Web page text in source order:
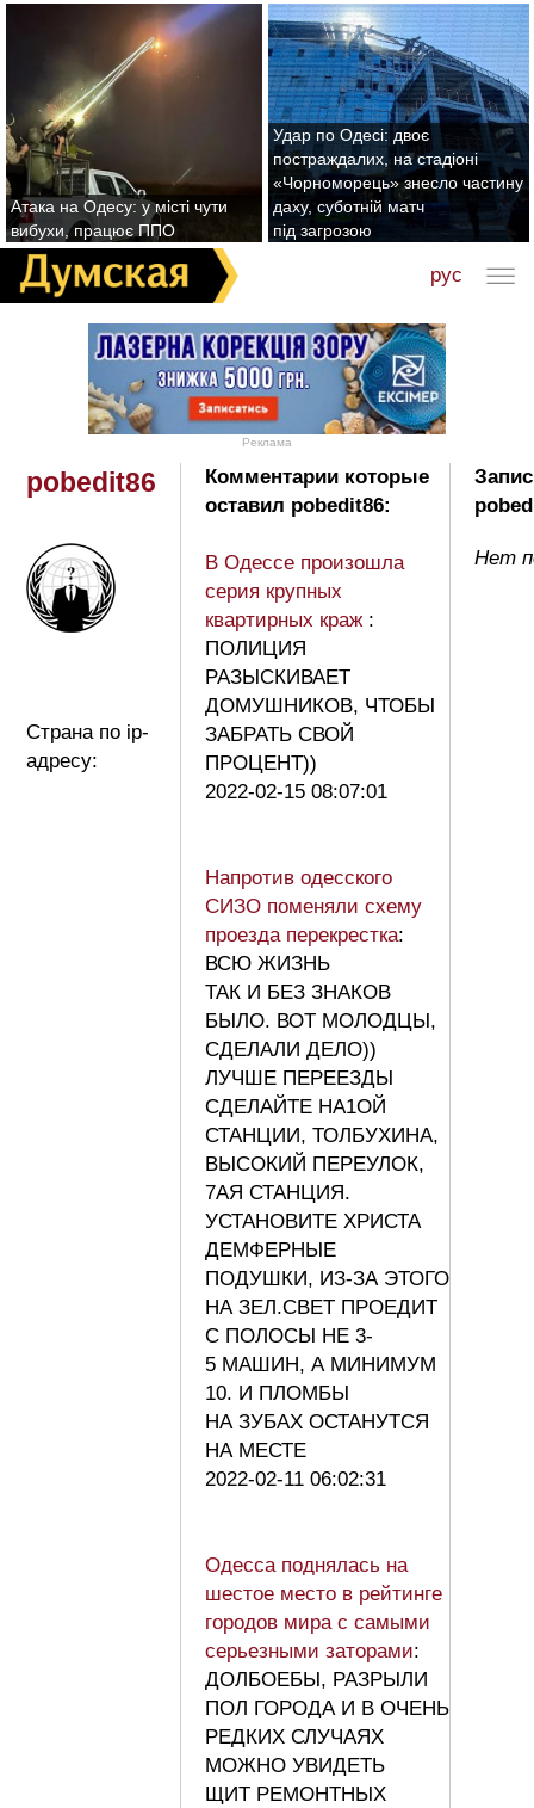
Атака на Одесу: у місті чути
вибухи, працює ППО
Удар по Одесі: двоє
постраждалих, на стадіоні
«Чорноморець» знесло частину
даху, суботній матч
під загрозою
рус
Реклама
pobedit86
Страна по ip-
адресу:
Комментарии которые
оставил pobedit86:
В Одессе произошла
серия крупных
квартирных краж :
ПОЛИЦИЯ
РАЗЫСКИВАЕТ
ДОМУШНИКОВ, ЧТОБЫ
ЗАБРАТЬ СВОЙ
ПРОЦЕНТ))
2022-02-15 08:07:01
Напротив одесского
СИЗО поменяли схему
проезда перекрестка:
ВСЮ ЖИЗНЬ
ТАК И БЕЗ ЗНАКОВ
БЫЛО. ВОТ МОЛОДЦЫ,
СДЕЛАЛИ ДЕЛО))
ЛУЧШЕ ПЕРЕЕЗДЫ
СДЕЛАЙТЕ НА1ОЙ
СТАНЦИИ, ТОЛБУХИНА,
ВЫСОКИЙ ПЕРЕУЛОК,
7АЯ СТАНЦИЯ.
УСТАНОВИТЕ ХРИСТА
ДЕМФЕРНЫЕ
ПОДУШКИ, ИЗ-ЗА ЭТОГО
НА ЗЕЛ.СВЕТ ПРОЕДИТ
С ПОЛОСЫ НЕ 3-
5 МАШИН, А МИНИМУМ
10. И ПЛОМБЫ
НА ЗУБАХ ОСТАНУТСЯ
НА МЕСТЕ
2022-02-11 06:02:31
Одесса поднялась на
шестое место в рейтинге
городов мира с самыми
серьезными заторами:
ДОЛБОЕБЫ, РАЗРЫЛИ
ПОЛ ГОРОДА И В ОЧЕНЬ
РЕДКИХ СЛУЧАЯХ
МОЖНО УВИДЕТЬ
ЩИТ РЕМОНТНЫХ
Нет